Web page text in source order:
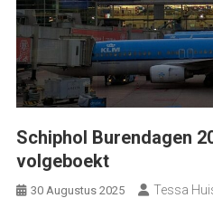
Schiphol Burendagen
volgeboekt
30 Augustus 2025 Tessa